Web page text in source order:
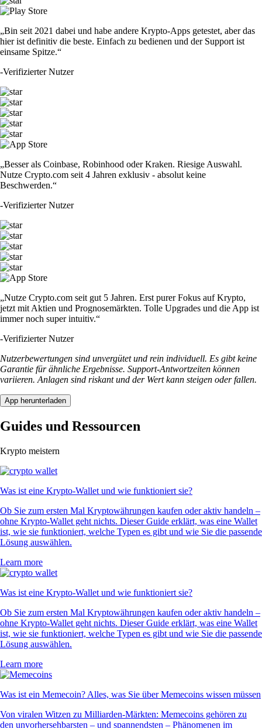
„Bin seit 2021 dabei und habe andere Krypto-Apps getestet, aber das
hier ist definitiv die beste. Einfach zu bedienen und der Support ist
einsame Spitze.“
-Verifizierter Nutzer
„Besser als Coinbase, Robinhood oder Kraken. Riesige Auswahl.
Nutze Crypto.com seit 4 Jahren exklusiv - absolut keine
Beschwerden.“
-Verifizierter Nutzer
„Nutze Crypto.com seit gut 5 Jahren. Erst purer Fokus auf Krypto,
jetzt mit Aktien und Prognosemärkten. Tolle Upgrades und die App ist
immer noch super intuitiv.“
-Verifizierter Nutzer
Nutzerbewertungen sind unvergütet und rein individuell. Es gibt keine
Garantie für ähnliche Ergebnisse. Support-Antwortzeiten können
variieren. Anlagen sind riskant und der Wert kann steigen oder fallen.
App herunterladen
Guides und Ressourcen
Krypto meistern
Was ist eine Krypto-Wallet und wie funktioniert sie?
Ob Sie zum ersten Mal Kryptowährungen kaufen oder aktiv handeln –
ohne Krypto-Wallet geht nichts. Dieser Guide erklärt, was eine Wallet
ist, wie sie funktioniert, welche Typen es gibt und wie Sie die passende
Lösung auswählen.
Learn more
Was ist eine Krypto-Wallet und wie funktioniert sie?
Ob Sie zum ersten Mal Kryptowährungen kaufen oder aktiv handeln –
ohne Krypto-Wallet geht nichts. Dieser Guide erklärt, was eine Wallet
ist, wie sie funktioniert, welche Typen es gibt und wie Sie die passende
Lösung auswählen.
Learn more
Was ist ein Memecoin? Alles, was Sie über Memecoins wissen müssen
Von viralen Witzen zu Milliarden-Märkten: Memecoins gehören zu
den unvorhersehbarsten – und spannendsten – Phänomenen im